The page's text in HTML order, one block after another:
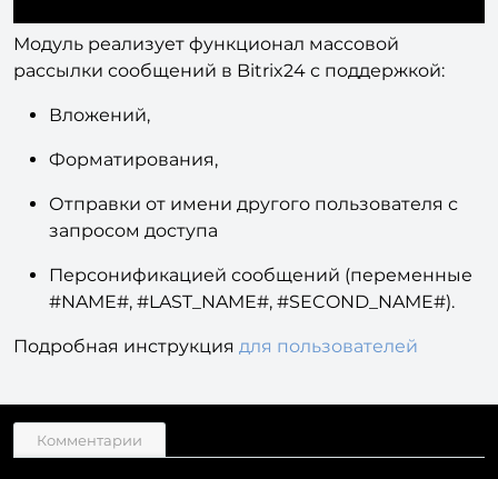
Модуль реализует функционал массовой
рассылки сообщений в Bitrix24 с поддержкой:
Вложений,
Форматирования,
Отправки от имени другого пользователя с
запросом доступа
Персонификацией сообщений (переменные
#NAME#, #LAST_NAME#, #SECOND_NAME#).
Подробная инструкция для пользователей
Комментарии